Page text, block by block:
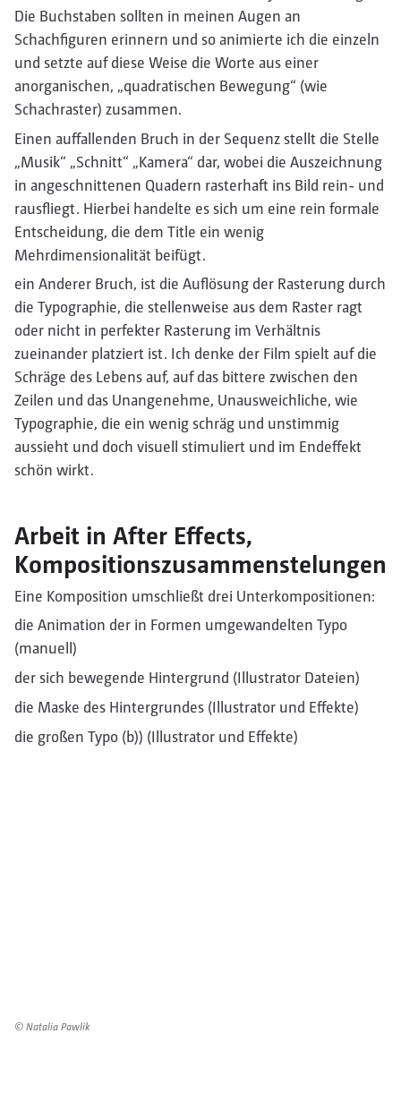
Die Buchstaben sollten in meinen Augen an
Schachfiguren erinnern und so animierte ich die einzeln
und setzte auf diese Weise die Worte aus einer
anorganischen, „quadratischen Bewegung“ (wie
Schachraster) zusammen.
Einen auffallenden Bruch in der Sequenz stellt die Stelle
„Musik“ „Schnitt“ „Kamera“ dar, wobei die Auszeichnung
in angeschnittenen Quadern rasterhaft ins Bild rein- und
rausfliegt. Hierbei handelte es sich um eine rein formale
Entscheidung, die dem Title ein wenig
Mehrdimensionalität beifügt.
ein Anderer Bruch, ist die Auflösung der Rasterung durch
die Typographie, die stellenweise aus dem Raster ragt
oder nicht in perfekter Rasterung im Verhältnis
zueinander platziert ist. Ich denke der Film spielt auf die
Schräge des Lebens auf, auf das bittere zwischen den
Zeilen und das Unangenehme, Unausweichliche, wie
Typographie, die ein wenig schräg und unstimmig
aussieht und doch visuell stimuliert und im Endeffekt
schön wirkt.
Arbeit in After Effects,
Kompositionszusammenstelungen
Eine Komposition umschließt drei Unterkompositionen:
die Animation der in Formen umgewandelten Typo
(manuell)
der sich bewegende Hintergrund (Illustrator Dateien)
die Maske des Hintergrundes (Illustrator und Effekte)
die großen Typo (b)) (Illustrator und Effekte)
© Natalia Pawlik